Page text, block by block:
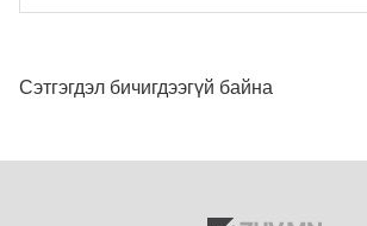
Сэтгэгдэл бичигдээгүй байна